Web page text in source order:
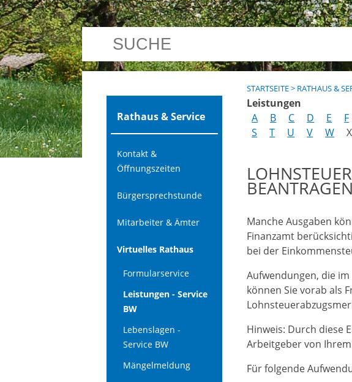
Rathaus & Service
Kontakt &
Öffnungszeiten
Bürgersprechstunde
Mitarbeiter & Ämter
Virtuelles Rathaus
Formularservice
Leistungen - Service
BW
Lebenslagen -
Service BW
Mängelmeldung
STARTSEITE> RATHAUS &
Leistungen
A
B C D E F
S
T U V W X
EANTRAGEN
Manche Ausgaben
Finanzamt
bei der
Aufwendungen, die
können Sie vorab als
Hinweis: Durch diese
Arbeitgeber von
Für folgende